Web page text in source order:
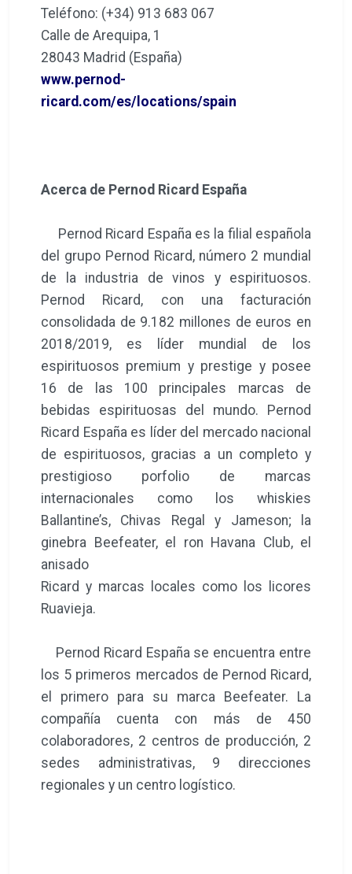
Teléfono: (+34) 913 683 067
Calle de Arequipa, 1
28043 Madrid (España)
www.pernod-
ricard.com/es/locations/spain
Acerca de Pernod Ricard España
Pernod Ricard España es la filial española
del grupo Pernod Ricard, número 2 mundial
de la industria de vinos y espirituosos.
Pernod Ricard, con una facturación
consolidada de 9.182 millones de euros en
2018/2019, es líder mundial de los
espirituosos premium y prestige y posee
16 de las 100 principales marcas de
bebidas espirituosas del mundo. Pernod
Ricard España es líder del mercado nacional
de espirituosos, gracias a un completo y
prestigioso porfolio de marcas
internacionales como los whiskies
Ballantine’s, Chivas Regal y Jameson; la
ginebra Beefeater, el ron Havana Club, el
anisado
Ricard y marcas locales como los licores
Ruavieja.
Pernod Ricard España se encuentra entre
los 5 primeros mercados de Pernod Ricard,
el primero para su marca Beefeater. La
compañía cuenta con más de 450
colaboradores, 2 centros de producción, 2
sedes administrativas, 9 direcciones
regionales y un centro logístico.